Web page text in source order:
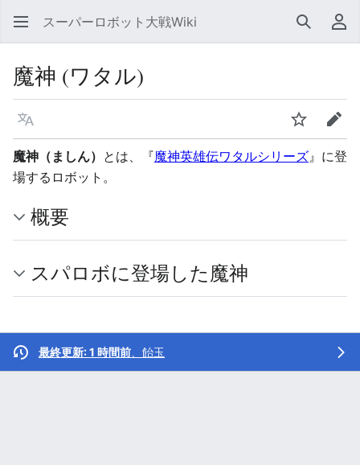
スーパーロボット大戦Wiki 検索 利
魔神 (ワタル)
言語 ウォッチ編集
魔神（ましん） とは、『魔神英雄伝ワタルシリーズ』に登
場するロボット。
概要
スパロボに登場した魔神
最終更新: 1 時間前 飴玉